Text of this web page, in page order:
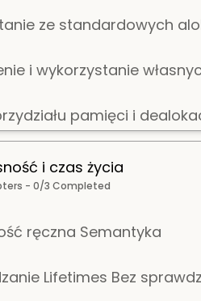
ze standardowych
i wykorzystanie
pamięci i
i czas życia
- 0/3 Completed
ręczna Semantyka
Lifetimes Bez